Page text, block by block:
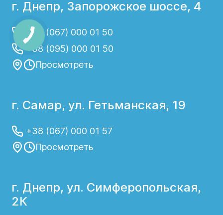
г. Днепр, Запорожское шоссе, 4
+38 (067) 000 01 50
+38 (095) 000 01 50
Просмотреть
г. Самар, ул. Гетьманская, 19
+38 (067) 000 01 57
Просмотреть
г. Днепр, ул. Симферопольская,
2К